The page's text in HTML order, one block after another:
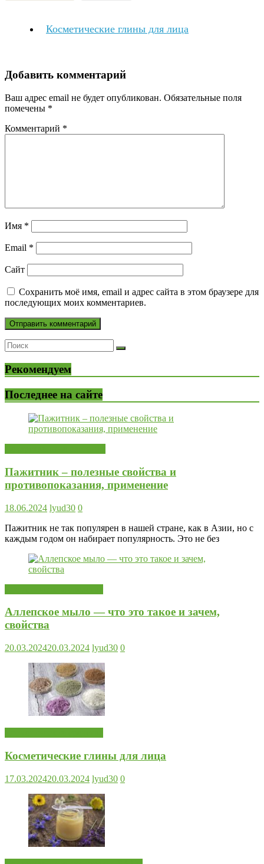
Косметические глины для лица
Добавить комментарий
Ваш адрес email не будет опубликован. Обязательные поля
помечены *
Комментарий *
Имя *
Email *
Сайт
Сохранить моё имя, email и адрес сайта в этом браузере для
последующих моих комментариев.
Рекомендуем
Последнее на сайте
Пажитник – полезные свойства и
противопоказания, применение
18.06.2024 lyud30 0
Пажитник не так популярен в нашей стране, как в Азии, но с
каждым годом он набирает популярность. Это не без
Аллепское мыло — что это такое и зачем,
свойства
20.03.202420.03.2024 lyud30 0
Косметические глины для лица
17.03.202420.03.2024 lyud30 0